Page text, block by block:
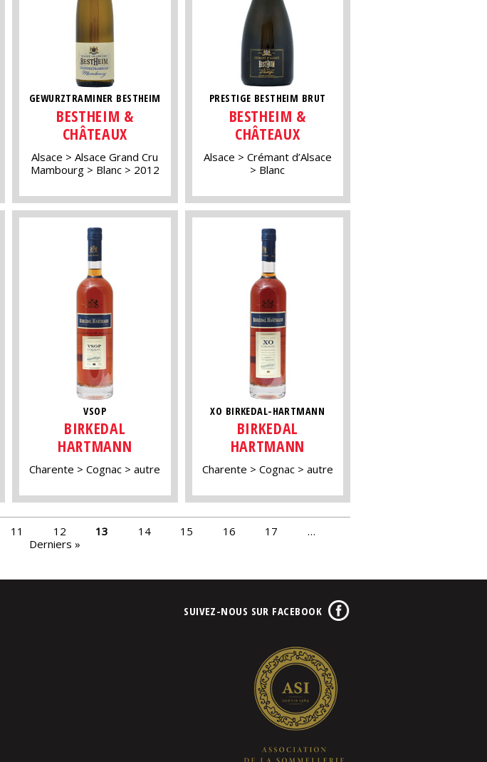
GEWURZTRAMINER BESTHEIM
BESTHEIM &
CHÂTEAUX
Alsace
Alsace Grand Cru
Mambourg
Blanc 2012
PRESTIGE BESTHEIM BRUT
BESTHEIM &
CHÂTEAUX
Alsace
Crémant d’Alsace
Blanc
VSOP
BIRKEDAL
HARTMANN
Charente Cognac autre
XO BIRKEDAL-HARTMANN
BIRKEDAL
HARTMANN
Charente Cognac autre
11 12 13 14 15 16 17
…
Derniers »
SUIVEZ-NOUS SUR FACEBOOK